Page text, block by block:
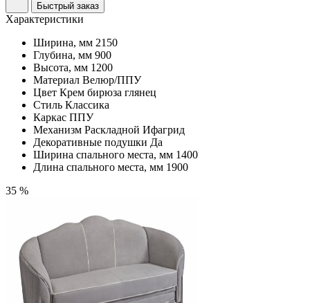
Быстрый заказ
Характеристики
Ширина, мм 2150
Глубина, мм 900
Высота, мм 1200
Материал Велюр/ППУ
Цвет Крем бирюза глянец
Стиль Классика
Каркас ППУ
Механизм Раскладной Ифагрид
Декоративные подушки Да
Ширина спального места, мм 1400
Длина спального места, мм 1900
35 %